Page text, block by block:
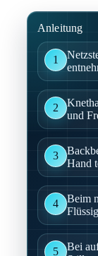
Anleitung
1
2
und
3
Hand
4
Beim
5
Bei